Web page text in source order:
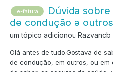
e-fatura
Dúvida
de condução e outros
um tópico adicionou Razvancb
Olá antes de tudo.Gostava de
de condução, em outros, ou em